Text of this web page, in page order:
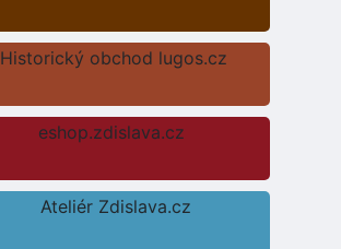
Historický obchod lugos.cz
eshop.zdislava.cz
Ateliér Zdislava.cz